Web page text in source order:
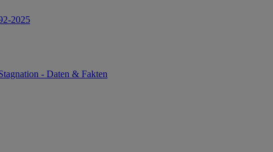
2025
- Daten & Fakten